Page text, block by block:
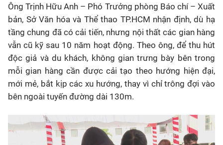
Ông Trịnh Hữu Anh – Phó Trưởng phòng Báo chí – Xuất
bản, Sở Văn hóa và Thể thao TP.HCM nhận định, dù hạ
tầng chung đã có cải tiến, nhưng nội thất các gian hàng
vẫn cũ kỹ sau 10 năm hoạt động. Theo ông, để thu hút
độc giả và du khách, không gian trưng bày bên trong
mỗi gian hàng cần được cải tạo theo hướng hiện đại,
mới mẻ, bắt kịp các xu hướng, thay vì chỉ trông đợi vào
bên ngoài tuyến đường dài 130m.